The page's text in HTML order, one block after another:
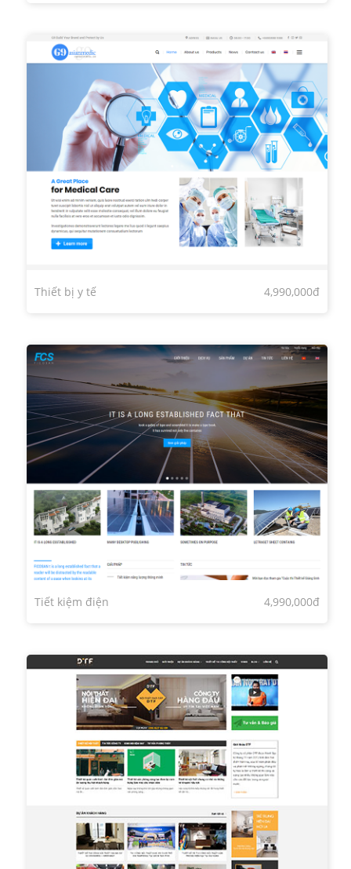
Thiết bị y tế 4,990,000đ
Tiết kiệm điện 4,990,000đ